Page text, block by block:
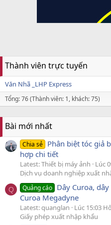
Thành viên trực tuyến
Văn Nhã _LHP Express
Tổng: 76 (Thành viên: 1, khách: 75)
Bài mới nhất
Chia sẻ Phân biệt tóc giả
hợp chi tiết
Latest: Thiết bị máy ảnh
Lúc
Dịch vụ doanh nghiệp xuất
Q Quảng cáo Dây Curoa,
Curoa Megadyne
Latest: quanglan
Lúc 15:03
Giấy phép xuất nhập khẩu